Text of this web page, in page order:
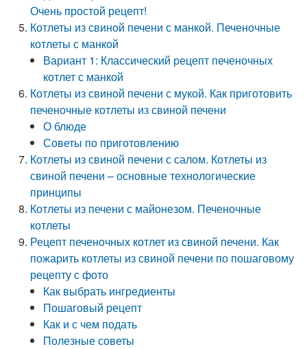
Очень простой рецепт!
Котлеты из свиной печени с манкой. Печеночные
котлеты с манкой
Вариант 1: Классический рецепт печеночных
котлет с манкой
Котлеты из свиной печени с мукой. Как приготовить
печеночные котлеты из свиной печени
О блюде
Советы по приготовлению
Котлеты из свиной печени с салом. Котлеты из
свиной печени – основные технологические
принципы
Котлеты из печени с майонезом. Печеночные
котлеты
Рецепт печеночных котлет из свиной печени. Как
пожарить котлеты из свиной печени по пошаговому
рецепту с фото
Как выбрать ингредиенты
Пошаговый рецепт
Как и с чем подать
Полезные советы